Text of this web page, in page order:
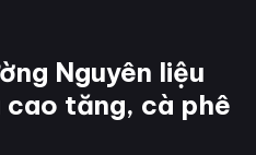
Nguyên liệu
cao tăng, cà phê